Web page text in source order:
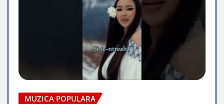
MUZICA POPULARA